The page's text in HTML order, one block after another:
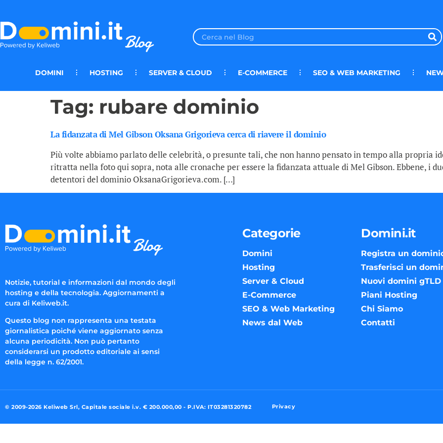
DOMINI HOSTING SERVER & CLOUD E-COMMERCE SEO & WEB MARKETING
Tag: rubare dominio
La fidanzata di Mel Gibson Oksana Grigorieva cerca di riavere il dominio
Più volte abbiamo parlato delle celebrità, o presunte tali, che non hanno pensato in tempo alla propria
ritratta nella foto qui sopra, nota alle cronache per essere la fidanzata attuale di Mel Gibson. Ebbene, i
detentori del dominio OksanaGrigorieva.com. […]
Notizie, tutorial e informazioni dal mondo degli
hosting e della tecnologia. Aggiornamenti a
cura di Keliweb.it.
Questo blog non rappresenta una testata
giornalistica poiché viene aggiornato senza
alcuna periodicità. Non può pertanto
considerarsi un prodotto editoriale ai sensi
della legge n. 62/2001.
Categorie
Domini
Hosting
Server & Cloud
E-Commerce
SEO & Web Marketing
News dal Web
Domini.it
Registra un
Trasferisci un
Nuovi domini gTLD
Piani Hosting
Chi Siamo
Contatti
© 2009-2026 Keliweb Srl, Capitale sociale i.v. € 200.000,00 - P.IVA: IT03281320782 Privacy